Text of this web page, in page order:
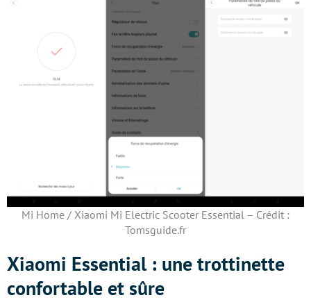
Mi Home / Xiaomi Mi Electric Scooter Essential – Crédit :
Tomsguide.fr
Xiaomi Essential : une trottinette
confortable et sûre